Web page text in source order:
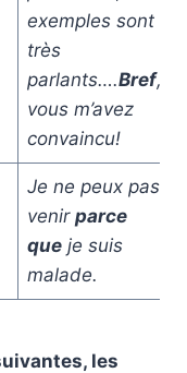
exemples sont
très
parlants….Bref,
vous m’avez
convaincu!
Je ne peux pas
venir parce
que je suis
malade.
les